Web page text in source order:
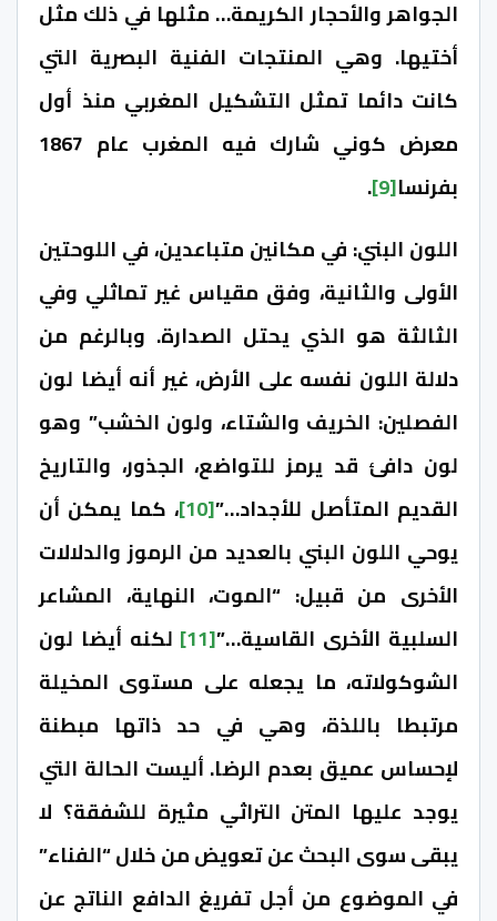
الجواهر والأحجار الكريمة… مثلها في ذلك مثل
أختيها. وهي المنتجات الفنية البصرية التي
كانت دائما تمثل التشكيل المغربي منذ أول
معرض كوني شارك فيه المغرب عام 1867
بفرنسا[9]
.
اللون البني: في مكانين متباعدين، في اللوحتين
الأولى والثانية، وفق مقياس غير تماثلي وفي
الثالثة هو الذي يحتل الصدارة. وبالرغم من
دلالة اللون نفسه على الأرض، غير أنه أيضا لون
الفصلين: الخريف والشتاء، ولون الخشب” وهو
لون دافئ قد يرمز للتواضع، الجذور، والتاريخ
القديم المتأصل للأجداد…”[10]
، كما يمكن أن
يوحي اللون البني بالعديد من الرموز والدلالات
الأخرى من قبيل: “الموت، النهاية، المشاعر
السلبية الأخرى القاسية…”[11]
لكنه أيضا لون
الشوكولاته، ما يجعله على مستوى المخيلة
مرتبطا باللذة، وهي في حد ذاتها مبطنة
لإحساس عميق بعدم الرضا. أليست الحالة التي
يوجد عليها المتن التراثي مثيرة للشفقة؟ لا
يبقى سوى البحث عن تعويض من خلال “الفناء”
في الموضوع من أجل تفريغ الدافع الناتج عن